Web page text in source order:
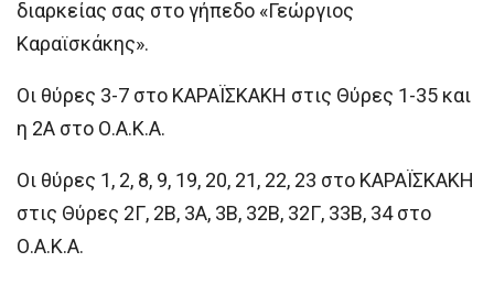
διαρκείας σας στο γήπεδο «Γεώργιος
Καραϊσκάκης».
Οι θύρες 3-7 στο ΚΑΡΑΪΣΚΑΚΗ στις Θύρες 1-35 και
η 2Α στο Ο.Α.Κ.Α.
Οι θύρες 1, 2, 8, 9, 19, 20, 21, 22, 23 στο ΚΑΡΑΪΣΚΑΚΗ
στις Θύρες 2Γ, 2Β, 3Α, 3Β, 32Β, 32Γ, 33Β, 34 στο
Ο.Α.Κ.Α.